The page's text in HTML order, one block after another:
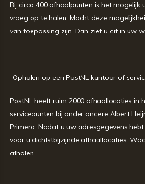
Bij circa 400 afhaalpunten is het mogelijk
vroeg op te halen. Mocht deze
van toepassing zijn. Dan ziet u dit in uw
-Ophalen op een PostNL kantoor of
PostNL heeft ruim 2000 afhaallocaties in
servicepunten bij onder andere Albert
Primera. Nadat u uw adresgegevens
voor u dichtstbijzijnde afhaallocaties.
afhalen.